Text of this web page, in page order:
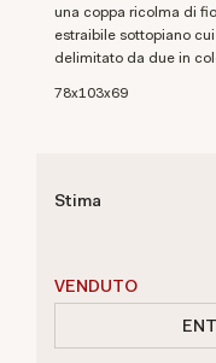
una coppa ricolma di
estraibile sottopiano
delimitato da due in
78x103x69
Stima
VENDUTO